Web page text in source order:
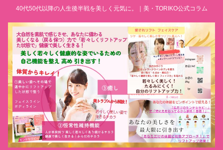
40代50代以降の人生後半戦を美しく元気に。｜美・TORIKO公式コラム